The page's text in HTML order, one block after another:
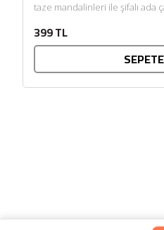
taze mandalinleri ile şifalı ada
399 TL